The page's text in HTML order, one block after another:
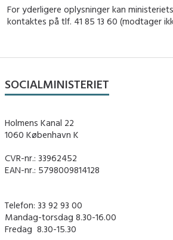
For yderligere oplysninger kan
kontaktes på tlf. 41 85 13 60 (modtager
SOCIALMINISTERIET
Holmens Kanal 22
1060 København K
CVR-nr.: 33962452
EAN-nr.: 5798009814128
Telefon: 33 92 93 00
Mandag-torsdag 8.30-16.00
Fredag ​ 8.30-15.30